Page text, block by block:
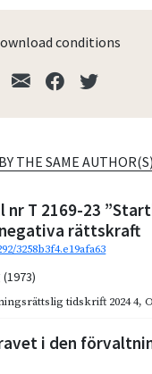
conditions
THE SAME AUTHOR(S)
nr T 2169-23
rättskraft
3258b3f4.e19afa63
(1973)
tidskrift 2024 4,
i den